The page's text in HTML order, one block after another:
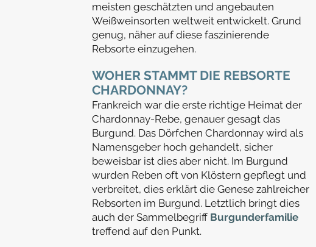
meisten geschätzten und angebauten
Weißweinsorten weltweit entwickelt. Grund
genug, näher auf diese faszinierende
Rebsorte einzugehen.
WOHER STAMMT DIE REBSORTE
CHARDONNAY?
Frankreich war die erste richtige Heimat der
Chardonnay-Rebe, genauer gesagt das
Burgund. Das Dörfchen Chardonnay wird als
Namensgeber hoch gehandelt, sicher
beweisbar ist dies aber nicht. Im Burgund
wurden Reben oft von Klöstern gepflegt und
verbreitet, dies erklärt die Genese zahlreicher
Rebsorten im Burgund. Letztlich bringt dies
auch der Sammelbegriff Burgunderfamilie
treffend auf den Punkt.